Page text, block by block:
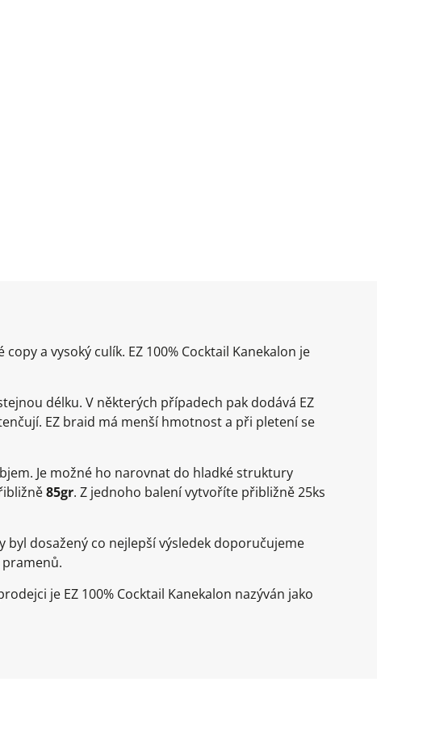
a vysoký culík. EZ 100% Cocktail Kanekalon je
délku. V některých případech pak dodává EZ
EZ braid má menší hmotnost a při pletení se
Je možné ho narovnat do hladké struktury
85gr. Z jednoho balení vytvoříte přibližně 25ks
dosažený co nejlepší výsledek doporučujeme
je EZ 100% Cocktail Kanekalon nazýván jako